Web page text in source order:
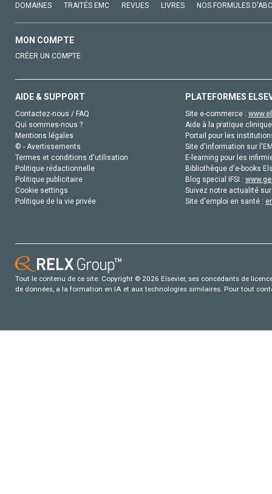
DOMAINES TRAITÉS EMC REVUES LIVRES NOS FORMULES
MON COMPTE
CRÉER UN COMPTE
AIDE & SUPPORT
Contactez-nous / FAQ
Qui sommes-nous ?
Mentions légales
© - Avertissements
Termes et conditions d'utilisation
Politique rédactionnelle
Politique publicitaire
Cookie settings
Politique de la vie privée
PLATEFORMES
Site e-commerce :
Aide à la pratique
Portail pour les
Site d'information sur
E-learning pour les
Bibliothèque d'e-books
Blog special IFSI :
Suivez notre actualité
Site d'emploi en santé :
Tout le contenu de ce site: Copyright © 2026 Elsevier, ses concédants de
de données, a la formation en IA et aux technologies similaires. Pour tout